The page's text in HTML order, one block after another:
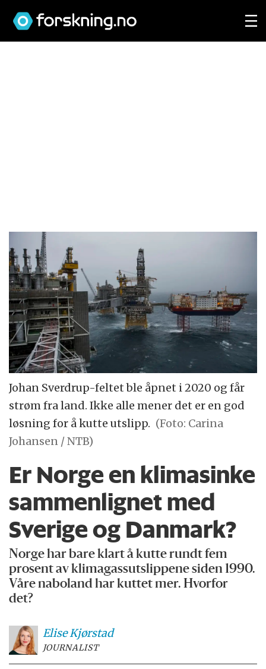
Johan Sverdrup-feltet ble åpnet i 2020 og får
strøm fra land. Ikke alle mener det er en god
løsning for å kutte utslipp. (Foto: Carina
Johansen / NTB)
Er Norge en klimasinke
sammenlignet med
Sverige og Danmark?
Norge har bare klart å kutte rundt fem
prosent av klimagassutslippene siden 1990.
Våre naboland har kuttet mer. Hvorfor
det?
EliseKjørstad
JOURNALIST